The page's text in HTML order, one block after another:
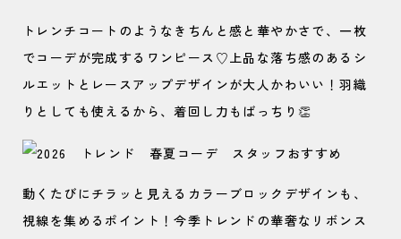
トレンチコートのようなきちんと感と華やかさで、一枚
でコーデが完成するワンピース♡上品な落ち感のあるシ
ルエットとレースアップデザインが大人かわいい！羽織
りとしても使えるから、着回し力もばっちり👏
動くたびにチラッと見えるカラーブロックデザインも、
視線を集めるポイント！今季トレンドの華奢なリボンス